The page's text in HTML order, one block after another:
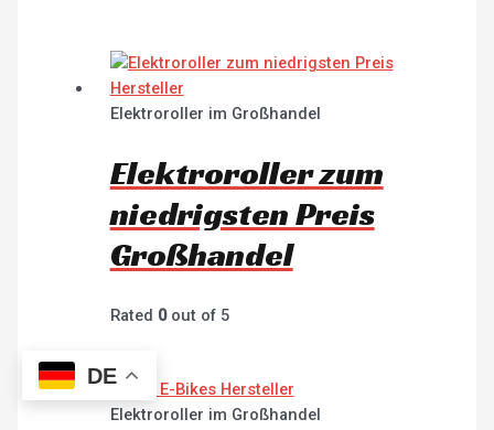
Elektroroller im Großhandel
Elektroroller zum
niedrigsten Preis
Großhandel
Rated 0out of 5
Elektroroller im Großhandel
DE